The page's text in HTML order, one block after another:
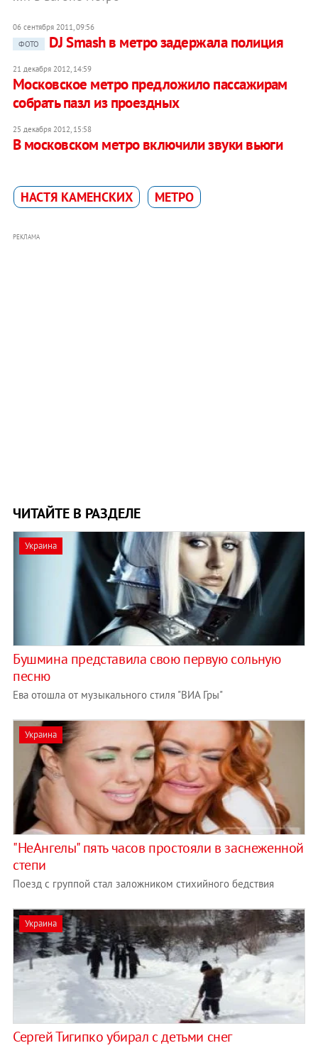
06 сентября 2011, 09:56
ФОТО
DJ Smash в метро задержала полиция
21 декабря 2012, 14:59
Московское метро предложило пассажирам
собрать пазл из проездных
25 декабря 2012, 15:58
В московском метро включили звуки вьюги
НАСТЯ КАМЕНСКИХ МЕТРО
РЕКЛАМА
ЧИТАЙТЕ В РАЗДЕЛЕ
Украина
Бушмина представила свою первую сольную
песню
Ева отошла от музыкального стиля "ВИА Гры"
Украина
"НеАнгелы" пять часов простояли в заснеженной
степи
Поезд с группой стал заложником стихийного бедствия
Украина
Сергей Тигипко убирал с детьми снег